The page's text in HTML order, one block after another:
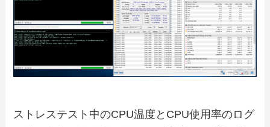
ストレステスト中のCPU温度とCPU使用率のログ